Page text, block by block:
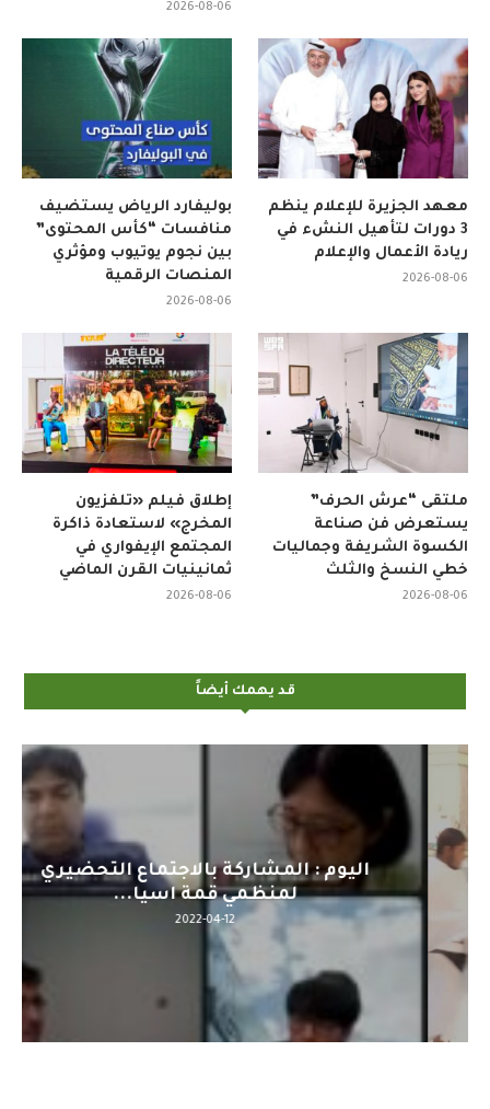
2026-08-06
بوليفارد الرياض يستضيف
منافسات “كأس المحتوى”
بين نجوم يوتيوب ومؤثري
المنصات الرقمية
2026-08-06
معهد الجزيرة للإعلام ينظم
3 دورات لتأهيل النشء في
ريادة الأعمال والإعلام
2026-08-06
إطلاق فيلم «تلفزيون
المخرج» لاستعادة ذاكرة
المجتمع الإيفواري في
ثمانينيات القرن الماضي
2026-08-06
ملتقى “عرش الحرف”
يستعرض فن صناعة
الكسوة الشريفة وجماليات
خطي النسخ والثلث
2026-08-06
قد يهمك أيضاً
اليوم : المشاركة بالاجتماع التحضيري
لمنظمي قمة اسيا...
2022-04-12